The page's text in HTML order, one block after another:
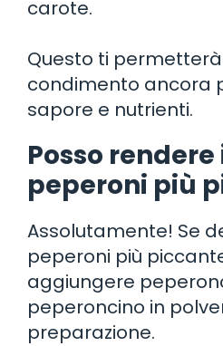
carote.
Questo ti
condimento ancora
sapore e nutrienti.
Posso
peperoni più
Assolutamente! Se
peperoni più
aggiungere
peperoncino in
preparazione.